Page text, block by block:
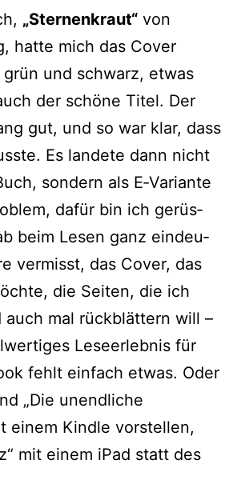
„Sternenkraut“ von
hat­te mich das Cover
und schwarz, etwas
der schö­ne Titel. Der
gut, und so war klar, dass
Es lan­de­te dann nicht
son­dern als E‑Variante
dafür bin ich gerüs­
beim Lesen ganz ein­deu­
ver­misst, das Cover, das
die Seiten, die ich
auch mal rück­blät­tern will –
Leseerlebnis für
fehlt ein­fach etwas. Oder
„Die unend­li­che
einem Kindle vor­stel­len,
mit einem iPad statt des